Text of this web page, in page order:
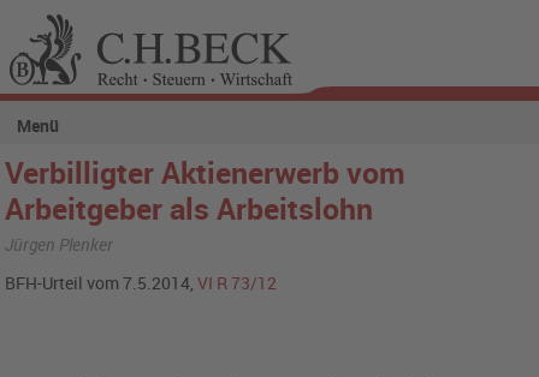
Menü
Verbilligter Aktienerwerb vom
Arbeitgeber als Arbeitslohn
Jürgen Plenker
BFH-Urteil vom 7.5.2014,VI R 73/12